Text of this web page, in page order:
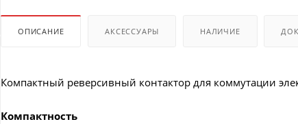
ОПИСАНИЕ АКСЕССУАРЫ НАЛИЧИЕ
Компактный реверсивный контактор для коммутации
Компактность